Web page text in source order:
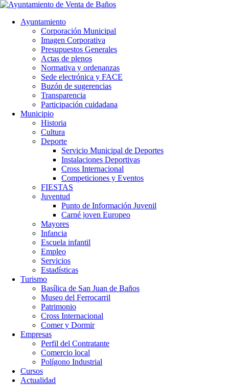
Ayuntamiento
Corporación Municipal
Imagen Corporativa
Presupuestos Generales
Actas de plenos
Normativa y ordenanzas
Sede electrónica y FACE
Buzón de sugerencias
Transparencia
Participación cuidadana
Municipio
Historia
Cultura
Deporte
Servicio Municipal de Deportes
Instalaciones Deportivas
Cross Internacional
Competiciones y Eventos
FIESTAS
Juventud
Punto de Información Juvenil
Carné joven Europeo
Mayores
Infancia
Escuela infantil
Empleo
Servicios
Estadísticas
Turismo
Basílica de San Juan de Baños
Museo del Ferrocarril
Patrimonio
Cross Internacional
Comer y Dormir
Empresas
Perfil del Contratante
Comercio local
Polígono Industrial
Cursos
Actualidad